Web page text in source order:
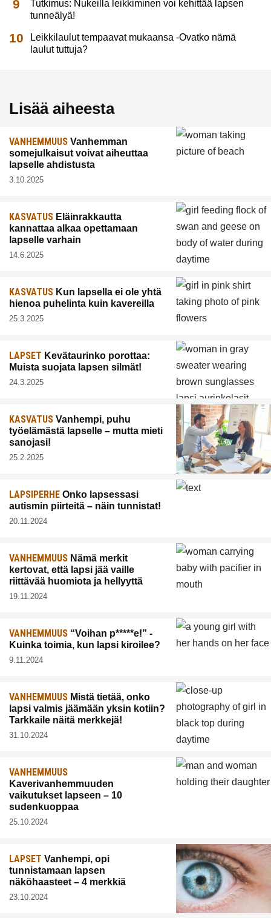
Tutkimus: Nukeilla leikkiminen voi kehittää lapsen
tunneälyä!
Leikkilaulut tempaavat mukaansa -Ovatko nämä
laulut tuttuja?
Lisää aiheesta
VANHEMMUUS Vanhemman
somejulkaisut voivat aiheuttaa
lapselle ahdistusta
3.10.2025
KASVATUS Eläinrakkautta
kannattaa alkaa opettamaan
lapselle varhain
14.6.2025
KASVATUS Kun lapsella ei ole yhtä
hienoa puhelinta kuin kavereilla
25.3.2025
LAPSET Kevätaurinko porottaa:
Muista suojata lapsen silmät!
24.3.2025
KASVATUS Vanhempi, puhu
työelämästä lapselle – mutta mieti
sanojasi!
25.2.2025
LAPSIPERHE Onko lapsessasi
autismin piirteitä – näin tunnistat!
20.11.2024
VANHEMMUUS Nämä merkit
kertovat, että lapsi jää vaille
riittävää huomiota ja hellyyttä
19.11.2024
VANHEMMUUS “Voihan p*****e!” -
Kuinka toimia, kun lapsi kiroilee?
9.11.2024
VANHEMMUUS Mistä tietää, onko
lapsi valmis jäämään yksin kotiin?
Tarkkaile näitä merkkejä!
31.10.2024
VANHEMMUUS
Kaverivanhemmuuden
vaikutukset lapseen – 10
sudenkuoppaa
25.10.2024
LAPSET Vanhempi, opi
tunnistamaan lapsen
näköhaasteet – 4 merkkiä
23.10.2024